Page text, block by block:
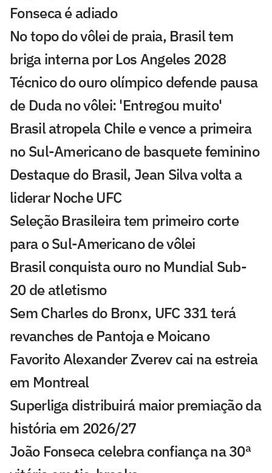
Fonseca é adiado
No topo do vôlei de praia, Brasil tem
briga interna por Los Angeles 2028
Técnico do ouro olímpico defende pausa
de Duda no vôlei: 'Entregou muito'
Brasil atropela Chile e vence a primeira
no Sul-Americano de basquete feminino
Destaque do Brasil, Jean Silva volta a
liderar Noche UFC
Seleção Brasileira tem primeiro corte
para o Sul-Americano de vôlei
Brasil conquista ouro no Mundial Sub-
20 de atletismo
Sem Charles do Bronx, UFC 331 terá
revanches de Pantoja e Moicano
Favorito Alexander Zverev cai na estreia
em Montreal
Superliga distribuirá maior premiação da
história em 2026/27
João Fonseca celebra confiança na 30ª